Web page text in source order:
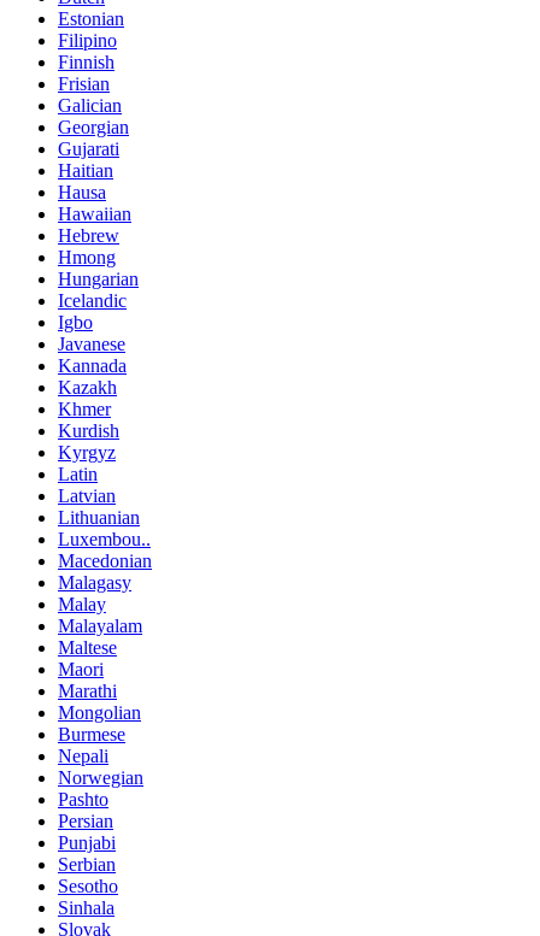
Estonian
Filipino
Finnish
Frisian
Galician
Georgian
Gujarati
Haitian
Hausa
Hawaiian
Hebrew
Hmong
Hungarian
Icelandic
Igbo
Javanese
Kannada
Kazakh
Khmer
Kurdish
Kyrgyz
Latin
Latvian
Lithuanian
Luxembou..
Macedonian
Malagasy
Malay
Malayalam
Maltese
Maori
Marathi
Mongolian
Burmese
Nepali
Norwegian
Pashto
Persian
Punjabi
Serbian
Sesotho
Sinhala
Slovak